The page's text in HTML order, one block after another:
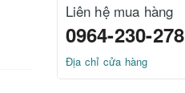
Liên hệ mua hàng
0964-230-278
Địa chỉ cửa hàng